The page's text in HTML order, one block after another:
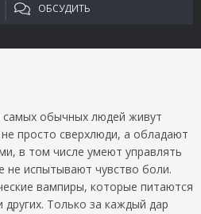
ОБСУДИТЬ
обычных людей живут
просто сверхлюди, а обладают
в том числе умеют управлять
не испытывают чувство боли.
вампиры, которые питаются
Только за каждый дар